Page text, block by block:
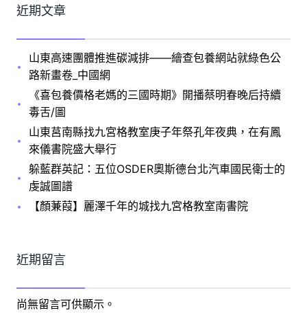
近期文章
山東高速團體推進碳減排——繪查包養網站就綠色公
路新畫卷_中國網
《喜包養價格老媽的三國時期》開播蔡明春晚后持續
毒舌/圖
山東莒南縣找九宮格教室庚子年祭孔年夜典，在有鳳
來儀書院盛大舉行
躲藍群英記：五位OSDER奧斯德台北汽車國民衛士的
虔誠圖譜
【顏蒹葭】麗澤千年的城找九宮格教室南書院
近期留言
尚無留言可供顯示。